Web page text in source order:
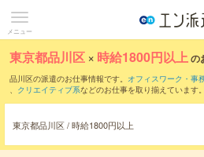
メニュー
東京都品川区 × 時給1800円以上の
品川区の派遣のお仕事情報です。 オフィスワーク・事
、 クリエイティブ系などのお仕事を取り揃えています
東京都品川区 / 時給1800円以上